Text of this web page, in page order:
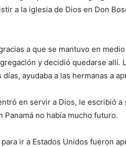
a la iglesia de Dios en Don
a que se mantuvo en
y decidió quedarse allí.
ayudaba a las hermanas a
en servir a Dios, le escribió
Panamá no había mucho futuro.
ir a Estados Unidos fueron